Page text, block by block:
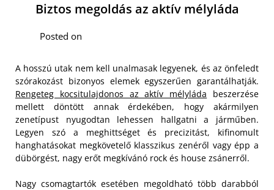
Biztos megoldás az aktív mélyláda
Posted on
A hosszú utak nem kell unalmasak legyenek, és az önfeledt
szórakozást bizonyos elemek egyszerűen garantálhatják.
Rengeteg kocsitulajdonos az aktív mélyláda beszerzése
mellett döntött annak érdekében, hogy akármilyen
zenetípust nyugodtan lehessen hallgatni a járműben.
Legyen szó a meghittséget és precizitást, kifinomult
hanghatásokat megkövetelő klasszikus zenéről vagy épp a
dübörgést, nagy erőt megkívánó rock és house zsánerről.
Nagy csomagtartók esetében megoldható több darabból